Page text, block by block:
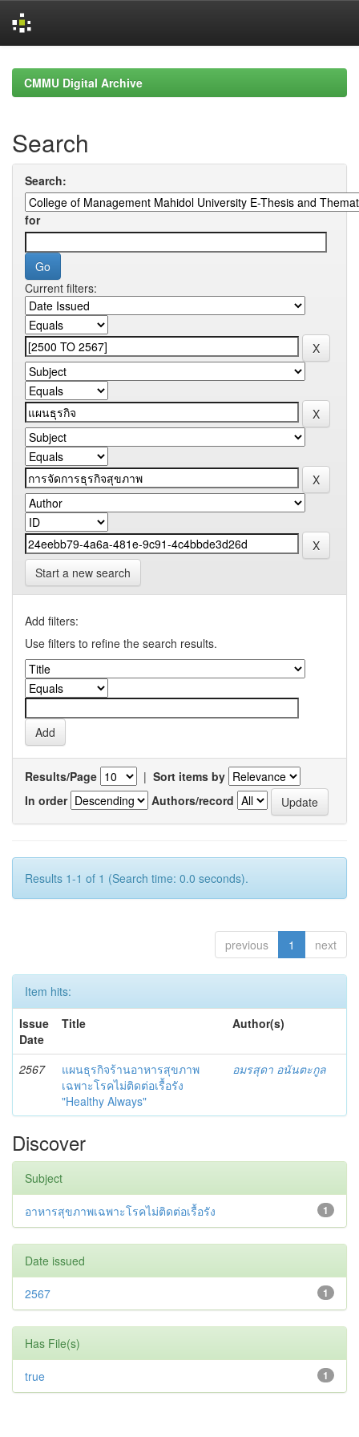
navigationCMMU Digital Archive
Search
Search:
for
Current filters:
Start a new search
Add filters:
Use filters to refine the search results.
Results/Page | Sort items by
In order
Authors/record
Results 1-1 of 1 (Search time: 0.0 seconds).
previous 1 next
Item hits:
Issue
Date
Title Author(s)
2567
แผนธุรกิจร้านอาหารสุขภาพ
เฉพาะโรคไม่ติดต่อเรื้อรัง
"Healthy Always"
อมรสุดา อนันตะกูล
Discover
Subject
1
อาหารสุขภาพเฉพาะโรคไม่ติดต่อเรื้อรัง
Date issued
1
2567
Has File(s)
1
true